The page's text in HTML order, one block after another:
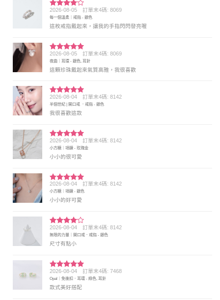
評分4
滿分 5
2026-08-05 訂單末4碼: 8069
每一個溫柔｜戒指 - 銀色
這枚戒指戴起來，讓我的手指閃閃發亮喔
評分5滿
分 5
2026-08-05 訂單末4碼: 8069
夜曲｜耳環 - 銀色, 耳針
這顆珍珠戴起來氣質高雅，我很喜歡
評分5 滿
分 5
2026-08-04 訂單末4碼: 8142
半個世紀 | 開口戒 ．戒指 - 銀色
我很喜歡這款
評分5 滿
分 5
2026-08-04 訂單末4碼: 8142
小方糖｜項鍊 - 玫瑰金
小小的很可愛
評分5 滿
分 5
2026-08-04 訂單末4碼: 8142
小方糖｜項鍊 - 銀色
小小的好可愛
評分4
滿分 5
2026-08-04 訂單末4碼: 8142
無限的力量｜開口戒．戒指 - 銀色
尺寸有點小
評分5 滿
分 5
2026-08-04 訂單末4碼: 7468
Opal｜免後扣．耳環 - 綠色, 耳針
款式美好搭配